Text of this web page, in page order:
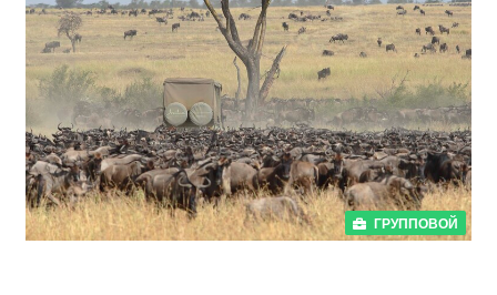
ГРУППОВОЙ